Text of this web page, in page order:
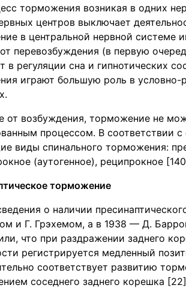
торможения возникая в одних
центров выключает
в центральной нервной системе
перевозбуждения (в первую
в регуляции сна и гипнотических
играют большую роль в условно-
от возбуждения, торможение не
процессом. В соответствии
виды спинального торможения:
(аутогенное), реципрокное
торможение
о наличии
и Г. Грэхемом, а в 1938 — Д.
что при раздражении заднего
регистрируется медленный
соответствует развитию
соседнего заднего корешка